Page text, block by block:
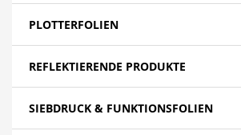
PLOTTERFOLIEN
REFLEKTIERENDE PRODUKTE
SIEBDRUCK & FUNKTIONSFOLIEN